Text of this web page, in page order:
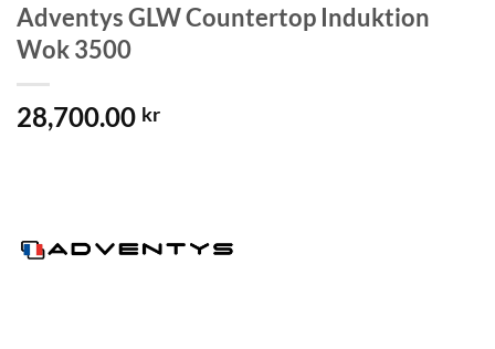
Adventys GLW Countertop Induktion
Wok 3500
28,700.00 kr